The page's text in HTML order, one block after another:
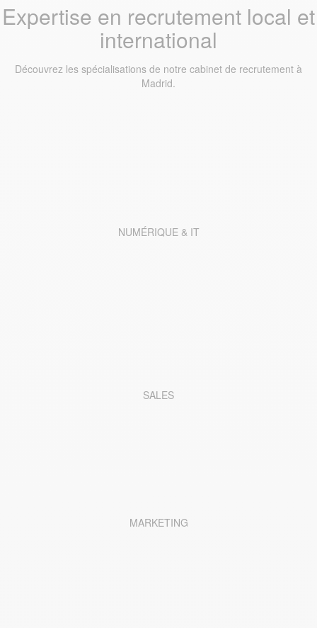
Expertise en recrutement local et
international
Découvrez les spécialisations de notre cabinet de recrutement à
Madrid.
NUMÉRIQUE & IT
SALES
MARKETING